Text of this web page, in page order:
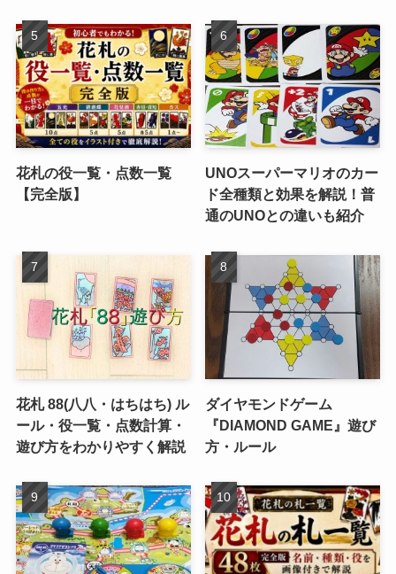
花札の役一覧・点数一覧
【完全版】
UNOスーパーマリオのカー
ド全種類と効果を解説！普
通のUNOとの違いも紹介
花札 88(八八・はちはち) ル
ール・役一覧・点数計算・
遊び方をわかりやすく解説
ダイヤモンドゲーム
『DIAMOND GAME』遊び
方・ルール